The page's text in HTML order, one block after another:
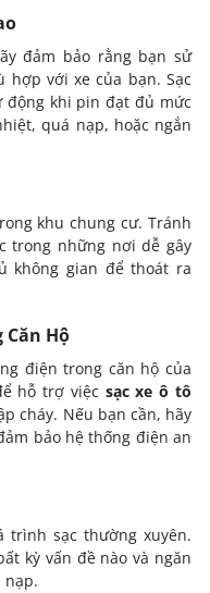
đảm bảo rằng bạn sử
hợp với xe của bạn. Sạc
động khi pin đạt đủ mức
quá nạp, hoặc ngắn
khu chung cư. Tránh
trong những nơi dễ gây
không gian để thoát ra
Căn Hộ
điện trong căn hộ của
hỗ trợ việc sạc xe ô tô
cháy. Nếu bạn cần, hãy
bảo hệ thống điện an
trình sạc thường xuyên.
kỳ vấn đề nào và ngăn
nạp.